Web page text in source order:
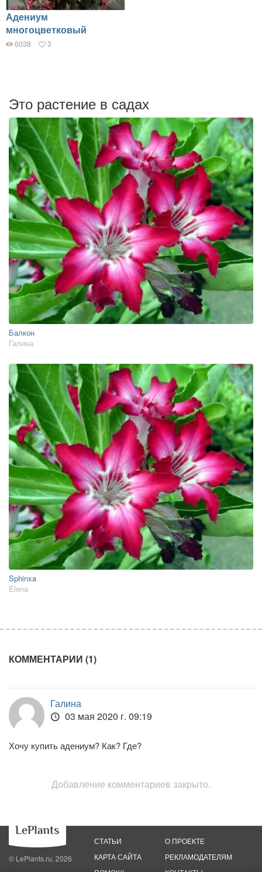
Адениум
многоцветковый
6038 3
Это растение в садах
Балкон
Галина
Sphinxa
Elena
КОММЕНТАРИИ (1)
Галина
03 мая 2020 г. 09:19
Хочу купить адениум? Как? Где?
Добавление комментариев закрыто.
© LePlants.ru, 2026
СТАТЬИ
КАРТА САЙТА
О ПРОЕКТЕ
РЕКЛАМОДАТЕЛЯМ